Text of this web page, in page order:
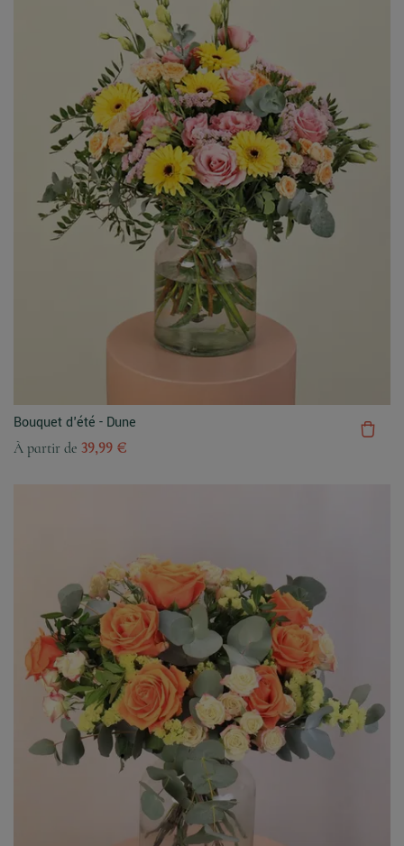
Bouquet d'été - Dune
À partir de 39,99 €